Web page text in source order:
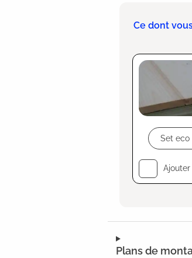
Ce dont
Ajouter
Plans de